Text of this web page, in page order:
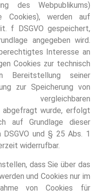
des Webpublikums)
Cookies), werden auf
f DSGVO gespeichert,
angegeben wird.
Interesse an
Cookies zur technisch
Bereitstellung seiner
zur Speicherung von
abgefragt wurde, erfolgt
auf Grundlage dieser
und § 25 Abs. 1
widerrufbar.
dass Sie über das
und Cookies nur im
von Cookies für